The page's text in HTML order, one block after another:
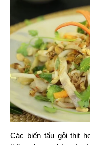
Các biến tấu gỏi thịt